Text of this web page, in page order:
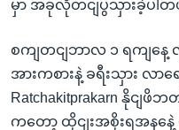
မှာ အခုလိုတငျပွသှားခဲ့ပါတ
စကျတငျဘာလ ၁ ရကျနေ့
အားကစားနဲ့ ခရီးသှား လာရ
Ratchakitprakarn နိုငျ
ကတော့ ထိုငျးအစိုးရအနနေဲ့